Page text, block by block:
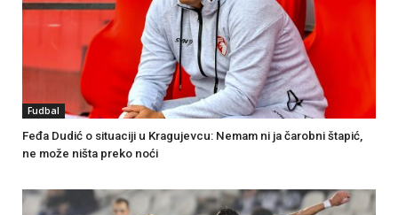
Fudbal
Feđa Dudić o situaciji u Kragujevcu: Nemam ni ja čarobni štapić,
ne može ništa preko noći